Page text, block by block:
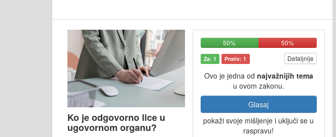
Ko je odgovorno lice u
ugovornom organu?
50% 50%
Za: 1 Protiv: 1 Detaljnije
Ovo je jedna od najvažnijih tema
u ovom zakonu.
Glasaj
pokaži svoje mišljenje i uključi se u
raspravu!